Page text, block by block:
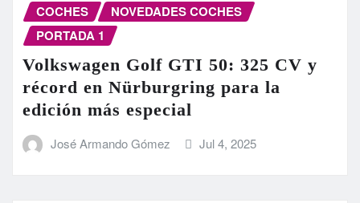
COCHES
NOVEDADES COCHES
PORTADA 1
Volkswagen Golf GTI 50: 325 CV y
récord en Nürburgring para la
edición más especial
José Armando Gómez Jul 4, 2025